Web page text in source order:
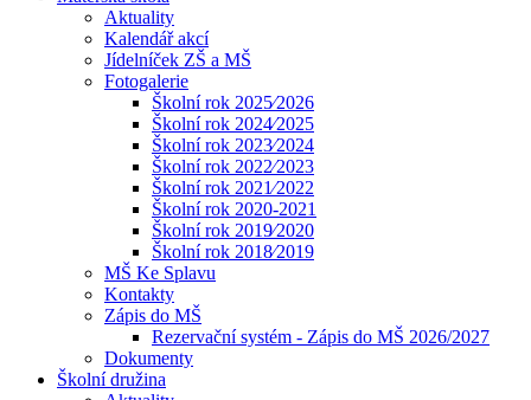
Aktuality
Kalendář akcí
Jídelníček ZŠ a MŠ
Fotogalerie
Školní rok 2025⁄2026
Školní rok 2024⁄2025
Školní rok 2023⁄2024
Školní rok 2022⁄2023
Školní rok 2021⁄2022
Školní rok 2020-2021
Školní rok 2019⁄2020
Školní rok 2018⁄2019
MŠ Ke Splavu
Kontakty
Zápis do MŠ
Rezervační systém - Zápis do MŠ 2026/2027
Dokumenty
Školní družina